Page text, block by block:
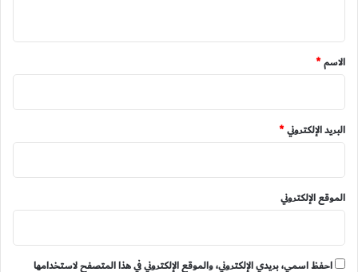
*
الاسم*
البريد الإلكتروني*
الموقع الإلكتروني
احفظ اسمي، بريدي الإلكتروني، والموقع الإلكتروني في هذا المتصفح لاستخدامها